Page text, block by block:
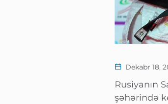
Dekabr 18,
Rusiyanın
şəhərində